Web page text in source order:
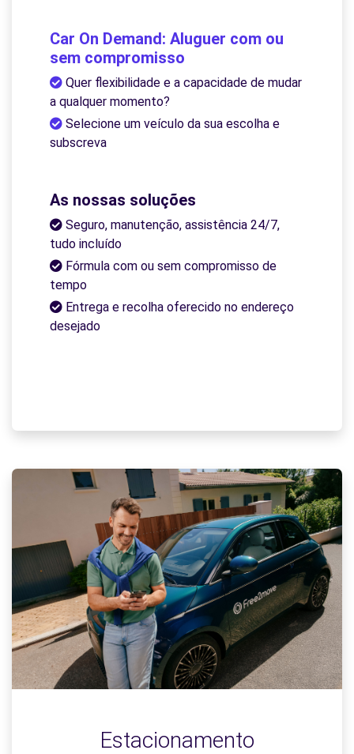
Car On Demand: Aluguer com ou
sem compromisso
Quer flexibilidade e a capacidade de mudar
a qualquer momento?
Selecione um veículo da sua escolha e
subscreva
As nossas soluções
Seguro, manutenção, assistência 24/7,
tudo incluído
Fórmula com ou sem compromisso de
tempo
Entrega e recolha oferecido no endereço
desejado
Estacionamento